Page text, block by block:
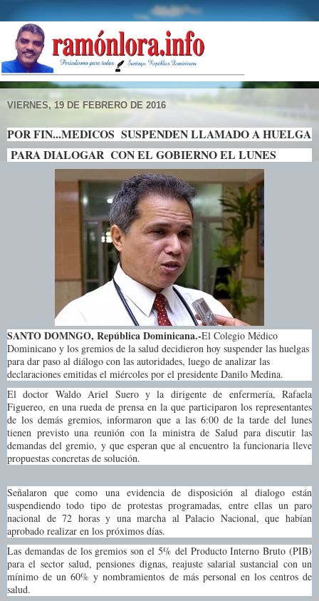
VIERNES, 19 DE FEBRERO DE 2016
POR FIN...MEDICOS SUSPENDEN LLAMADO A HUELGA
PARA DIALOGAR CON EL GOBIERNO EL LUNES
SANTO DOMNGO, República Dominicana.-El Colegio Médico
Dominicano y los gremios de la salud decidieron hoy suspender las huelgas
para dar paso al diálogo con las autoridades, luego de analizar las
declaraciones emitidas el miércoles por el presidente Danilo Medina.
El doctor Waldo Ariel Suero y la dirigente de enfermería, Rafaela
Figuereo, en una rueda de prensa en la que participaron los representantes
de los demás gremios, informaron que a las 6:00 de la tarde del lunes
tienen previsto una reunión con la ministra de Salud para discutir las
demandas del gremio, y que esperan que al encuentro la funcionaria lleve
propuestas concretas de solución.
Señalaron que como una evidencia de disposición al dialogo están
suspendiendo todo tipo de protestas programadas, entre ellas un paro
nacional de 72 horas y una marcha al Palacio Nacional, que habían
aprobado realizar en los próximos días.
Las demandas de los gremios son el 5% del Producto Interno Bruto (PIB)
para el sector salud, pensiones dignas, reajuste salarial sustancial con un
mínimo de un 60% y nombramientos de más personal en los centros de
salud.